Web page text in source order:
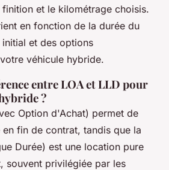
et le kilométrage choisis.
en fonction de la durée du
et des options
véhicule hybride.
entre LOA et LLD pour
?
Option d'Achat) permet de
fin de contrat, tandis que la
Durée) est une location pure
souvent privilégiée par les